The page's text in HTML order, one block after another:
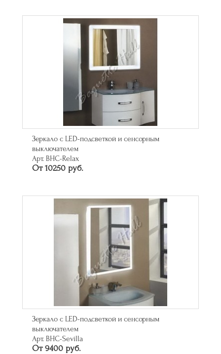
Зеркало с LED-подсветкой и сенсорным
выключателем
Арт. BHC-Relax
От 10250 руб.
Зеркало с LED-подсветкой и сенсорным
выключателем
Арт. BHC-Sevilla
От 9400 руб.